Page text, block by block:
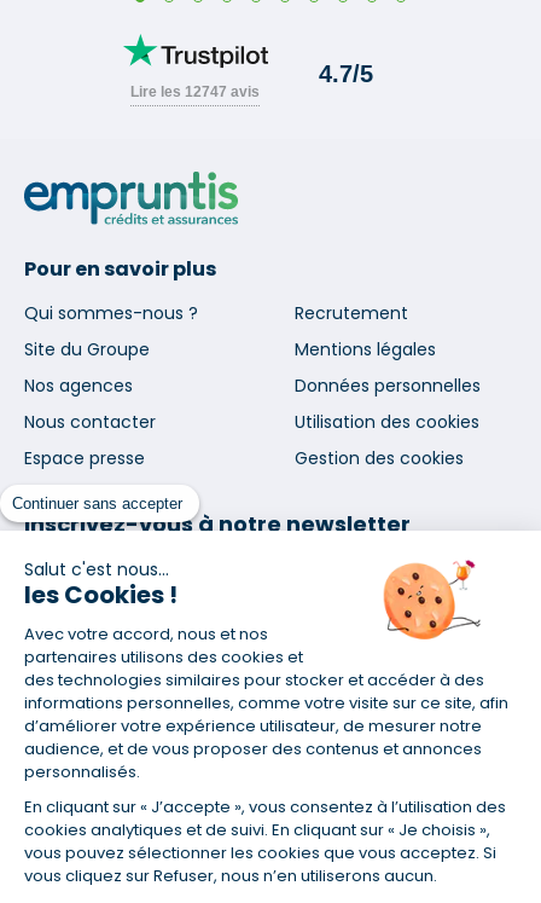
Continuer sans accepter
Salut c'est nous...
les Cookies !
Avec votre accord, nous et nos
partenaires utilisons des cookies et
des technologies similaires pour stocker et accéder à des
informations personnelles, comme votre visite sur ce site, afin
d’améliorer votre expérience utilisateur, de mesurer notre
audience, et de vous proposer des contenus et annonces
personnalisés.
En cliquant sur « J’accepte », vous consentez à l’utilisation des
cookies analytiques et de suivi. En cliquant sur « Je choisis »,
vous pouvez sélectionner les cookies que vous acceptez. Si
vous cliquez sur Refuser, nous n’en utiliserons aucun.
Pour en savoir plus
Qui sommes-nous ?
Site du Groupe
Nos agences
Nous contacter
Espace presse
Recrutement
Mentions légales
Données personnelles
Utilisation des cookies
Gestion des cookies
Inscrivez-vous à notre newsletter
et nos communications
En vous abonnant, vous acceptez nos conditions d'utilisation
et notre politique de données personnelles. Vous pourrez
vous désabonner à tout moment depuis le lien présent dans
Certifié ISO 9001